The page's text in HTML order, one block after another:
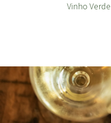
Vinho